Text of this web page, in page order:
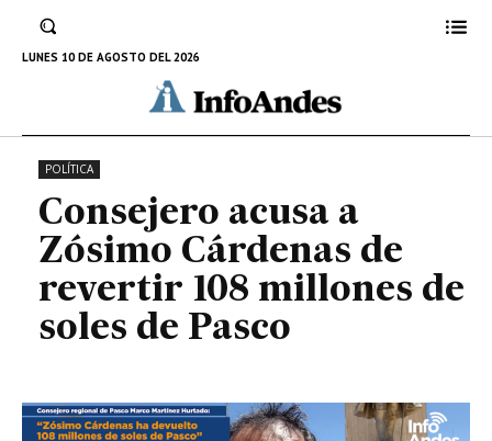
LUNES 10 DE AGOSTO DEL 2026
millones de soles de Pasco
13 DE SEPTIEMBRE DE 2022
POLÍTICA
Consejero acusa a
Zósimo Cárdenas de
revertir 108 millones de
soles de Pasco